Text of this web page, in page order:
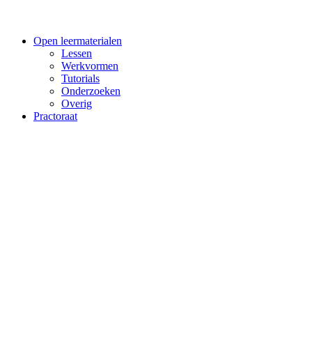
Open leermaterialen
Lessen
Werkvormen
Tutorials
Onderzoeken
Overig
Practoraat